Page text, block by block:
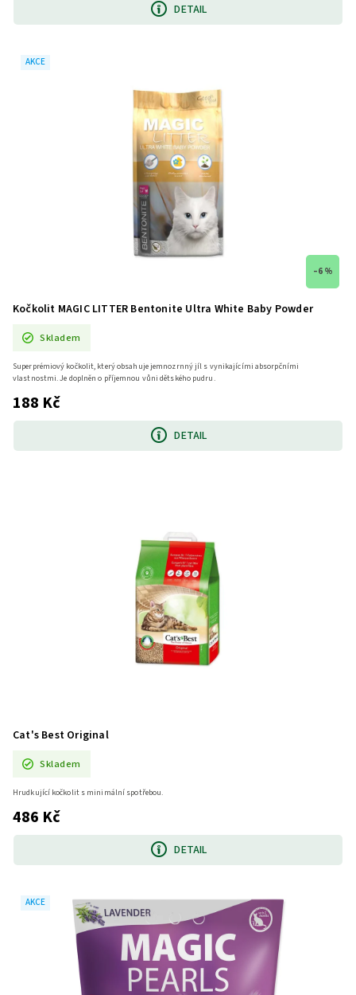
DETAIL
AKCE
–6 %
Kočkolit MAGIC LITTER Bentonite Ultra White Baby Powder
Skladem
188 Kč
DETAIL
Superprémiový kočkolit, který obsahuje jemnozrnný jíl s vynikajícími absorpčními
vlastnostmi. Je doplněn o příjemnou vůni dětského pudru.
Cat's Best Original
Skladem
486 Kč
DETAIL
Hrudkující kočkolit s minimální spotřebou.
AKCE